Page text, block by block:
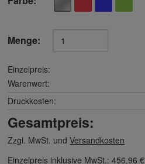
Menge:
Einzelpreis:
Warenwert:
Druckkosten:
Gesamtpreis:
Zzgl. MwSt. undVersandkosten
Einzelpreis inklusive MwSt.:456,96 €